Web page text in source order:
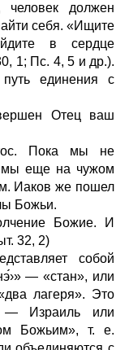
человек должен
себя. «Ищите
в сердце
1; Пс. 4, 5 и др.).
путь единения с
Отец ваш
Пока мы не
мы еще на чужом
Иаков же пошел
Божьи.
Божие. И
32, 2)
собой
›» — «стан», или
лагеря». Это
—
Израиль или
Божьим», т. е.